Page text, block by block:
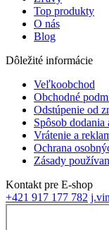
Top produkty
O nás
Blog
Dôležité informácie
Veľkoobchod
Obchodné
Odstúpenie od
Spôsob dodania
Vrátenie a
Ochrana
Zásady
Kontakt pre E-shop
+421 917 177 782‬‬